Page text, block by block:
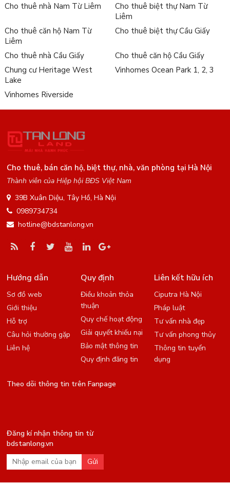
Cho thuê nhà Nam Từ Liêm
Cho thuê biệt thự Nam Từ
Liêm
Cho thuê căn hộ Nam Từ
Liêm
Cho thuê biệt thự Cầu Giấy
Cho thuê nhà Cầu Giấy
Cho thuê căn hộ Cầu Giấy
Chung cư Heritage West
Lake
Vinhomes Ocean Park 1, 2, 3
Vinhomes Riverside
Cho thuê, bán căn hộ, biệt thự, nhà, văn phòng tại Hà Nội
Thành viên của Hiệp hội BĐS Việt Nam
39B Xuân Diệu, Tây Hồ, Hà Nội
0989734734
hotline@bdstanlong.vn
Hướng dẫn
Sơ đồ web
Giới thiệu
Hỗ trợ
Câu hỏi thường gặp
Liên hệ
Quy định
Điều khoản thỏa
thuận
Quy chế hoạt động
Giải quyết khiếu nại
Bảo mật thông tin
Quy định đăng tin
Liên kết hữu ích
Ciputra Hà Nội
Pháp luật
Tư vấn nhà đẹp
Tư vấn phong thủy
Thông tin tuyển
dụng
Theo dõi thông tin trên Fanpage
Đăng kí nhận thông tin từ
bdstanlong.vn
Gửi